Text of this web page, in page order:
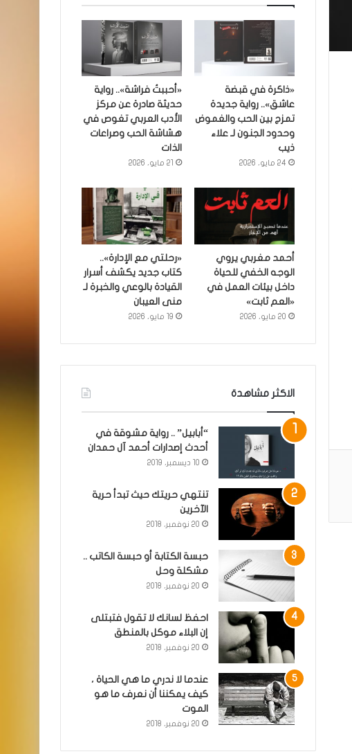
«ذاكرة في قبضة
عاشق».. رواية جديدة
تمزج بين الحب والغموض
وحدود الجنون لـ علاء
ذيب
24 مايو، 2026
«أحببتُ فراشة».. رواية
حديثة صادرة عن مركز
الأدب العربي تغوص في
هشاشة الحب وصراعات
الذات
21 مايو، 2026
أحمد مغربي يروي
الوجه الخفي للحياة
داخل بيئات العمل في
«العم ثابت»
20 مايو، 2026
«رحلتي مع الإدارة»..
كتاب جديد يكشف أسرار
القيادة بالوعي والخبرة لـ
منى العيبان
19 مايو، 2026
الاكثر مشاهدة
“أبابيل” .. رواية مشوقة في
أحدث إصدارات أحمد آل حمدان
10 ديسمبر، 2019
تنتهي حريتك حيث تبدأ حرية
الآخرين
20 نوفمبر، 2018
حبسة الكتابة أو حبسة الكاتب ..
مشكلة وحل
20 نوفمبر، 2018
احفظ لسانك لا تقول فتبتلى
إن البلاء موكل بالمنطق
20 نوفمبر، 2018
عندما لا ندري ما هي الحياة ،
كيف يمكننا أن نعرف ما هو
الموت
20 نوفمبر، 2018